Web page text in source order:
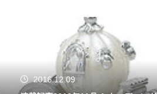
2016.12.09